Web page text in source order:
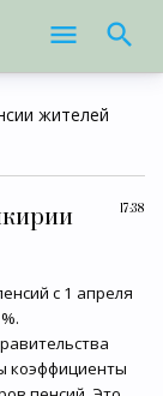
жителей
17:38
с 1 апреля
коэффициенты